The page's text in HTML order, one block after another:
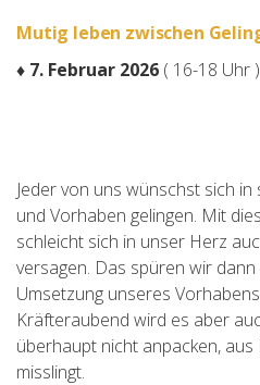
Mutig leben zwischen
♦ 7. Februar 2026 ( 16-18 Uhr )
Jeder von uns wünschst sich
und Vorhaben gelingen. Mit
schleicht sich in unser Herz
versagen. Das spüren wir
Umsetzung unseres
Kräfteraubend wird es aber
überhaupt nicht anpacken,
misslingt.